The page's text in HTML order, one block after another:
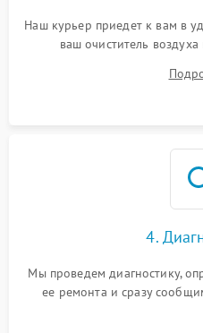
Наш курьер приедет к вам в
ваш очиститель
4.
Мы проведем диагностику,
ее ремонта и сразу